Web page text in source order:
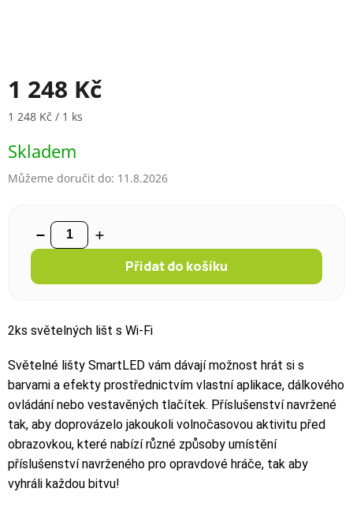
1 248 Kč
Měrná cena:
1 248 Kč / 1 ks
Skladem
Můžeme doručit do: 11.8.2026
Přidat do košíku
2ks světelných lišt s Wi-Fi
Světelné lišty SmartLED vám dávají možnost hrát si s
barvami a efekty prostřednictvím vlastní aplikace, dálkového
ovládání nebo vestavěných tlačítek. Příslušenství navržené
tak, aby doprovázelo jakoukoli volnočasovou aktivitu před
obrazovkou, které nabízí různé způsoby umístění
příslušenství navrženého pro opravdové hráče, tak aby
vyhráli každou bitvu!